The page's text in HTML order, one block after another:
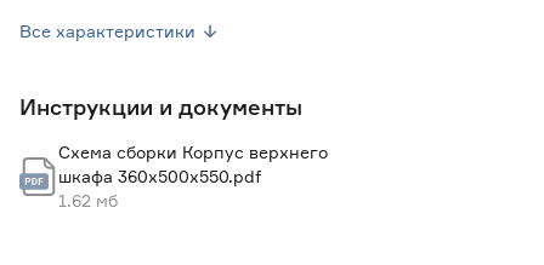
Страна производства
Россия
Вес брутто (кг)
Все характеристики
Инструкции и документы
Схема сборки Корпус верхнего
шкафа 360х500х550.pdf
1.62 мб